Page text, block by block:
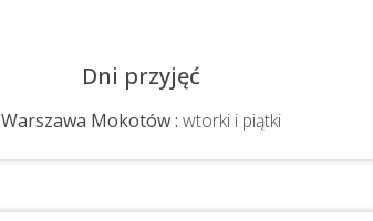
Dni przyjęć
Warszawa Mokotów : wtorki i piątki